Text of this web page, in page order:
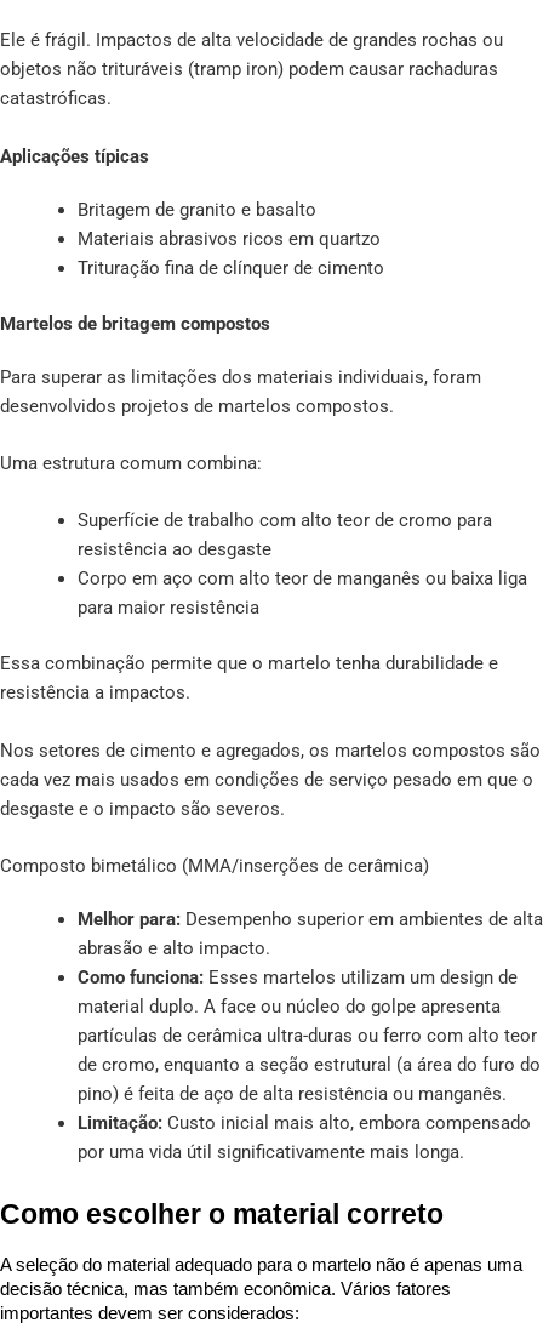
Ele é frágil. Impactos de alta velocidade de grandes rochas ou
objetos não trituráveis (tramp iron) podem causar rachaduras
catastróficas.
Aplicações típicas
Britagem de granito e basalto
Materiais abrasivos ricos em quartzo
Trituração fina de clínquer de cimento
Martelos de britagem compostos
Para superar as limitações dos materiais individuais, foram
desenvolvidos projetos de martelos compostos.
Uma estrutura comum combina:
Superfície de trabalho com alto teor de cromo para
resistência ao desgaste
Corpo em aço com alto teor de manganês ou baixa liga
para maior resistência
Essa combinação permite que o martelo tenha durabilidade e
resistência a impactos.
Nos setores de cimento e agregados, os martelos compostos são
cada vez mais usados em condições de serviço pesado em que o
desgaste e o impacto são severos.
Composto bimetálico (MMA/inserções de cerâmica)
Melhor para:Desempenho superior em ambientes de alta
abrasão e alto impacto.
Como funciona:Esses martelos utilizam um design de
material duplo. A face ou núcleo do golpe apresenta
partículas de cerâmica ultra-duras ou ferro com alto teor
de cromo, enquanto a seção estrutural (a área do furo do
pino) é feita de aço de alta resistência ou manganês.
Limitação:Custo inicial mais alto, embora compensado
por uma vida útil significativamente mais longa.
Como escolher o material correto
A seleção do material adequado para o martelo não é apenas uma
decisão técnica, mas também econômica. Vários fatores
importantes devem ser considerados: